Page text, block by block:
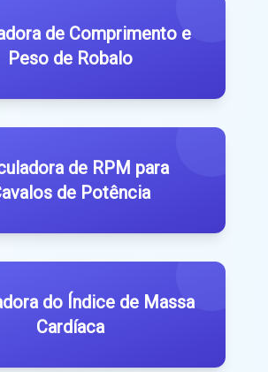
de Comprimento e
Peso de Robalo
de RPM para
de Potência
do Índice de Massa
Cardíaca